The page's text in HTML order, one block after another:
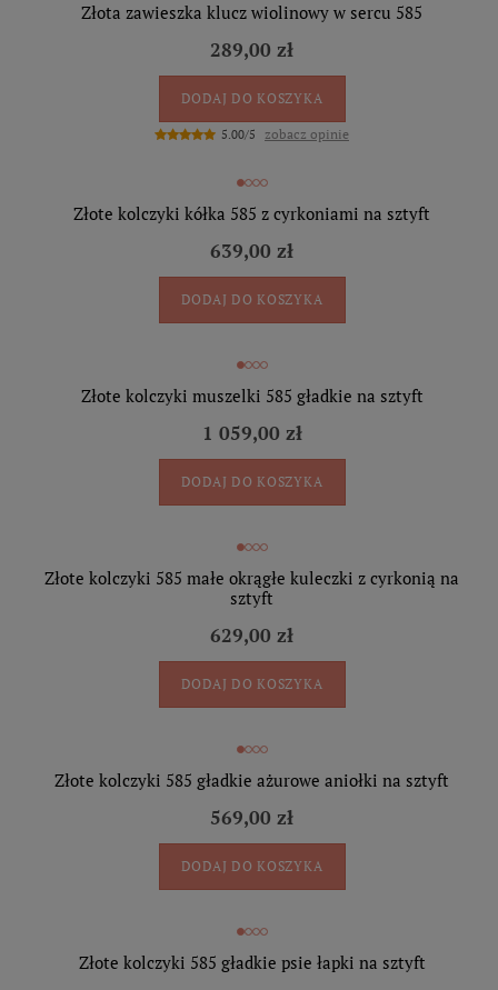
Złota zawieszka klucz wiolinowy w sercu 585
289,00 zł
DODAJ DO KOSZYKA
5.00/5 zobacz opinie
Złote kolczyki kółka 585 z cyrkoniami na sztyft
639,00 zł
DODAJ DO KOSZYKA
Złote kolczyki muszelki 585 gładkie na sztyft
1 059,00 zł
DODAJ DO KOSZYKA
Złote kolczyki 585 małe okrągłe kuleczki z cyrkonią na
sztyft
629,00 zł
DODAJ DO KOSZYKA
Złote kolczyki 585 gładkie ażurowe aniołki na sztyft
569,00 zł
DODAJ DO KOSZYKA
Złote kolczyki 585 gładkie psie łapki na sztyft